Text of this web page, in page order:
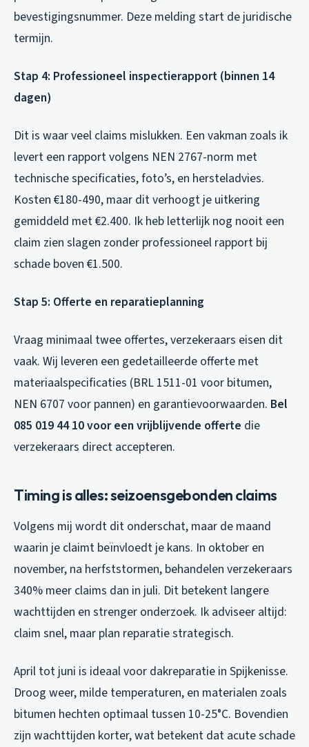
bevestigingsnummer. Deze melding start de juridische
termijn.
Stap 4: Professioneel inspectierapport (binnen 14
dagen)
Dit is waar veel claims mislukken. Een vakman zoals ik
levert een rapport volgens NEN 2767-norm met
technische specificaties, foto’s, en hersteladvies.
Kosten €180-490, maar dit verhoogt je uitkering
gemiddeld met €2.400. Ik heb letterlijk nog nooit een
claim zien slagen zonder professioneel rapport bij
schade boven €1.500.
Stap 5: Offerte en reparatieplanning
Vraag minimaal twee offertes, verzekeraars eisen dit
vaak. Wij leveren een gedetailleerde offerte met
materiaalspecificaties (BRL 1511-01 voor bitumen,
NEN 6707 voor pannen) en garantievoorwaarden. Bel
085 019 44 10 voor een vrijblijvende offerte die
verzekeraars direct accepteren.
Timing is alles: seizoensgebonden claims
Volgens mij wordt dit onderschat, maar de maand
waarin je claimt beïnvloedt je kans. In oktober en
november, na herfststormen, behandelen verzekeraars
340% meer claims dan in juli. Dit betekent langere
wachttijden en strenger onderzoek. Ik adviseer altijd:
claim snel, maar plan reparatie strategisch.
April tot juni is ideaal voor dakreparatie in Spijkenisse.
Droog weer, milde temperaturen, en materialen zoals
bitumen hechten optimaal tussen 10-25°C. Bovendien
zijn wachttijden korter, wat betekent dat acute schade